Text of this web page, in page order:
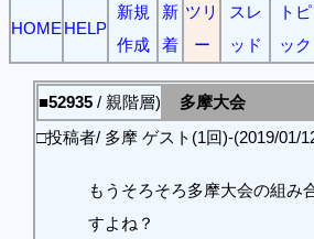
HOME HELP
新規
作成
新
着
ツリ
ー
スレ
ッド
トピ
ック
■52935 / 親階層)
多摩大会
□投稿者/ 多摩 ゲスト(1回)-(2019/01/
もうそろそろ多摩大会の組み
すよね？